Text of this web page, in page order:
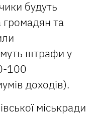
будуть
громадян та
штрафи у
100
доходів).
міськради